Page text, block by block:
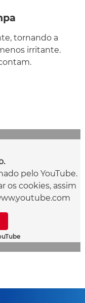
tornando a
irritante.
pelo YouTube.
os cookies, assim